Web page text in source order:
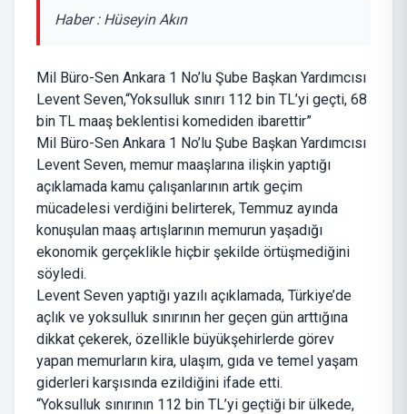
Haber : Hüseyin Akın
Mil Büro-Sen Ankara 1 No’lu Şube Başkan Yardımcısı
Levent Seven,“Yoksulluk sınırı 112 bin TL’yi geçti, 68
bin TL maaş beklentisi komediden ibarettir”
Mil Büro-Sen Ankara 1 No’lu Şube Başkan Yardımcısı
Levent Seven, memur maaşlarına ilişkin yaptığı
açıklamada kamu çalışanlarının artık geçim
mücadelesi verdiğini belirterek, Temmuz ayında
konuşulan maaş artışlarının memurun yaşadığı
ekonomik gerçeklikle hiçbir şekilde örtüşmediğini
söyledi.
Levent Seven yaptığı yazılı açıklamada, Türkiye’de
açlık ve yoksulluk sınırının her geçen gün arttığına
dikkat çekerek, özellikle büyükşehirlerde görev
yapan memurların kira, ulaşım, gıda ve temel yaşam
giderleri karşısında ezildiğini ifade etti.
“Yoksulluk sınırının 112 bin TL’yi geçtiği bir ülkede,